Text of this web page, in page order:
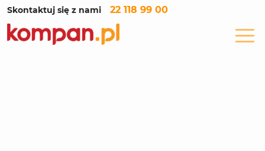
Skontaktuj się z nami 22 118 99 00